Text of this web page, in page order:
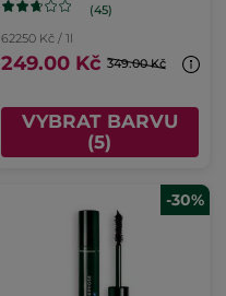
(45)
62250 Kč / 1l
249.00 Kč 349.00 Kč
VYBRAT BARVU
(5)
-30%